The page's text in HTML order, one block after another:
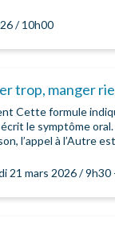
/ 10h00
trop, manger
Cette formule
le symptôme
l’appel à l’Autre
21 mars 2026 / 9h30